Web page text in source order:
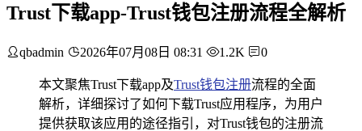
Trust下载app-Trust钱包注册流程全解析
qbadmin 2026年07月08日 08:31 1.2K 0
本文聚焦Trust下载app及Trust钱包注册流程的全面
解析，详细探讨了如何下载Trust应用程序，为用户
提供获取该应用的途径指引，对Trust钱包的注册流